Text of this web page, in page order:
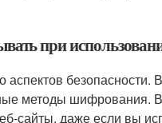
при
безопасности.
методы шифрования.
даже если вы